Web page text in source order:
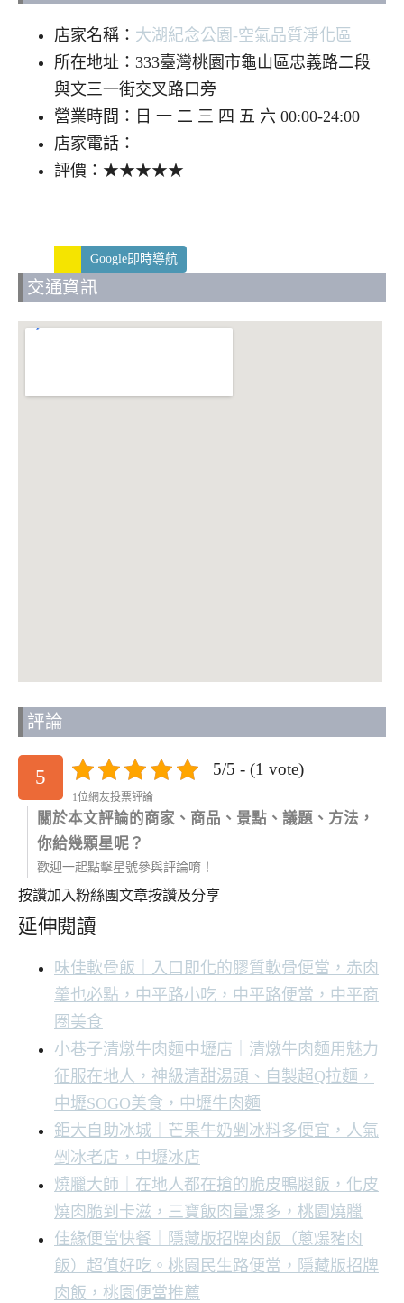
店家名稱： 大湖紀念公園-空氣品質淨化區
所在地址：333臺灣桃園市龜山區忠義路二段
與文三一街交叉路口旁
營業時間：日 一 二 三 四 五 六 00:00-24:00
店家電話：
評價：★★★★★
Google即時導航
交通資訊
評論
5 5/5 - (1 vote)
1位網友投票評論
關於本文評論的商家、商品、景點、議題、方法，
你給幾顆星呢？
歡迎一起點擊星號參與評論唷！
按讚加入粉絲團文章按讚及分享
延伸閱讀
味佳軟骨飯｜入口即化的膠質軟骨便當，赤肉
羹也必點，中平路小吃，中平路便當，中平商
圈美食
小巷子清燉牛肉麵中壢店｜清燉牛肉麵用魅力
征服在地人，神級清甜湯頭、自製超Q拉麵，
中壢SOGO美食，中壢牛肉麵
鉅大自助冰城｜芒果牛奶剉冰料多便宜，人氣
剉冰老店，中壢冰店
燒臘大師｜在地人都在搶的脆皮鴨腿飯，化皮
燒肉脆到卡滋，三寶飯肉量爆多，桃園燒臘
佳緣便當快餐｜隱藏版招牌肉飯（蔥爆豬肉
飯）超值好吃。桃園民生路便當，隱藏版招牌
肉飯，桃園便當推薦